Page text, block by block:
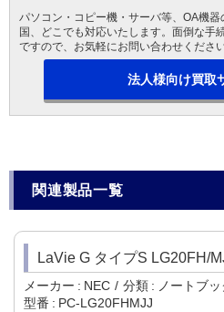
パソコン・コピー機・サーバ等、OA機
国、どこでも対応いたします。面倒な手
ですので、お気軽にお問い合わせください
法人様向け買取
関連製品一覧
LaVie G タイプS LG20FH/
メーカー NEC 分類
ノートブ
型番
PC-LG20FHMJJ